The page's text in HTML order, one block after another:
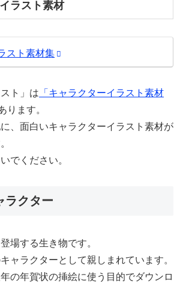
ラスト素材
スト素材集
ト」は 「キャラクターイラスト素材
ります。
、面白いキャラクターイラスト素材が
でください。
ラクター
場する生き物です。
ャラクターとして親しまれています。
の年賀状の挿絵に使う目的でダウンロ